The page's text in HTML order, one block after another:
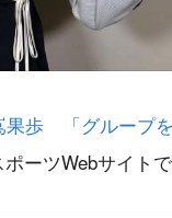
果歩 「グループ
ーツWebサイト